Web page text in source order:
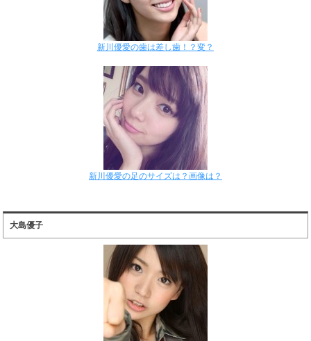
新川優愛の歯は差し歯！？変？
新川優愛の足のサイズは？画像は？
大島優子